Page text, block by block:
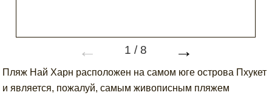
← 1 /8 →
Пляж Най Харн расположен на самом юге острова Пхукет
и является, пожалуй, самым живописным пляжем